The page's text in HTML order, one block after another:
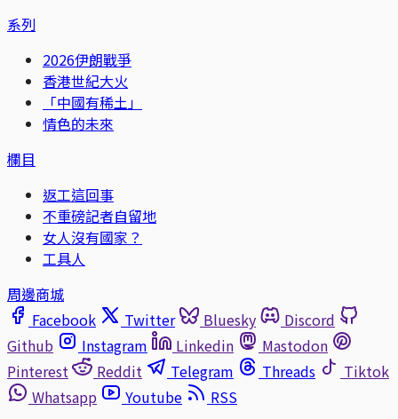
系列
2026伊朗戰爭
香港世紀大火
「中國有稀土」
情色的未來
欄目
返工這回事
不重磅記者自留地
女人沒有國家？
工具人
周邊商城
Facebook
Twitter Bluesky
Discord
Github
Instagram Linkedin
Mastodon
Pinterest
Reddit Telegram Threads
Tiktok
Whatsapp
Youtube
RSS